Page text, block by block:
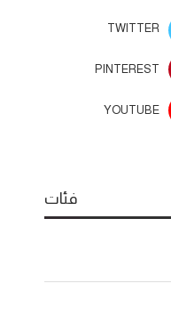
TWITTER
PINTEREST
YOUTUBE
فئات